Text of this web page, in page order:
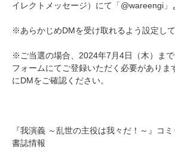
イレクトメッセージ）にて「@wareengi」
※あらかじめDMを受け取れるよう設定して
※ご当選の場合、2024年7月4日（木）ま
フォームにてご登録いただく必要がありま
にDMをご確認ください。
『我演義 ～乱世の主役は我々だ！～』コミ
書誌情報